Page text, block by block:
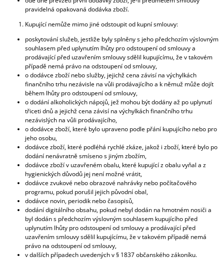
pravidelná opakovaná dodávka zboží.
Kupující nemůže mimo jiné odstoupit od kupní smlouvy:
poskytování služeb, jestliže byly splněny s jeho předchozím výslovným
souhlasem před uplynutím lhůty pro odstoupení od smlouvy a
prodávající před uzavřením smlouvy sdělil kupujícímu, že v takovém
případě nemá právo na odstoupení od smlouvy,
o dodávce zboží nebo služby, jejichž cena závisí na výchylkách
finančního trhu nezávisle na vůli prodávajícího a k němuž může dojít
během lhůty pro odstoupení od smlouvy,
o dodání alkoholických nápojů, jež mohou být dodány až po uplynutí
třiceti dnů a jejichž cena závisí na výchylkách finančního trhu
nezávislých na vůli prodávajícího,
o dodávce zboží, které bylo upraveno podle přání kupujícího nebo pro
jeho osobu,
dodávce zboží, které podléhá rychlé zkáze, jakož i zboží, které bylo po
dodání nenávratně smíseno s jiným zbožím,
dodávce zboží v uzavřeném obalu, které kupující z obalu vyňal a z
hygienických důvodů jej není možné vrátit,
dodávce zvukové nebo obrazové nahrávky nebo počítačového
programu, pokud porušil jejich původní obal,
dodávce novin, periodik nebo časopisů,
dodání digitálního obsahu, pokud nebyl dodán na hmotném nosiči a
byl dodán s předchozím výslovným souhlasem kupujícího před
uplynutím lhůty pro odstoupení od smlouvy a prodávající před
uzavřením smlouvy sdělil kupujícímu, že v takovém případě nemá
právo na odstoupení od smlouvy,
v dalších případech uvedených v § 1837 občanského zákoníku.